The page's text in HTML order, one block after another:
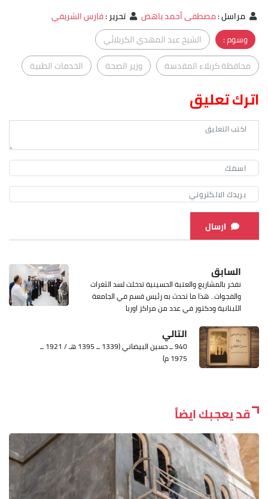
مراسل:مصطفى أحمد باهض تحرير:فارس الشريفي
وسوم :
الشيخ عبد المهدي الكربلائي
محافظة كربلاء المقدسة
وزير الصحة الخدمات الطبية
اترك تعليق
ارسال
السابق
نفخر بالمشاريع والعتبة الحسينية تدخلت لسد الثغرات
والفجوات.. هذا ما تحدث به رئيس قسم في الجامعة
اللبنانية ودكتور في عدد من مراكز اوربا
التالي
940 ــ حسين البيضاني (1339 ــ 1395 هـ / 1921 ــ
1975 م)
قد يعجبك ايضاً